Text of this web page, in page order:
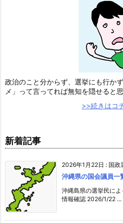
政治のこと分からず、選挙にも行か
メ」って言ってれば無知を隠せると
>>続きはコ
新着記事
2026年1月22日 : 国政
沖縄県の国会議員一
沖縄島県の選挙民によ
情報確認 2026/1/22 ...